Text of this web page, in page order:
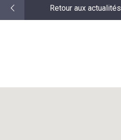
Retour aux actualités